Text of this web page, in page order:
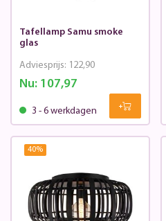
Tafellamp Samu smoke
glas
Nu:107,97
Adviesprijs: 122,90
3 - 6 werkdagen
40%